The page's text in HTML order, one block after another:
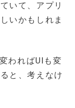
いて、アプリ
いかもしれま
わればUIも変
と、考えなけ